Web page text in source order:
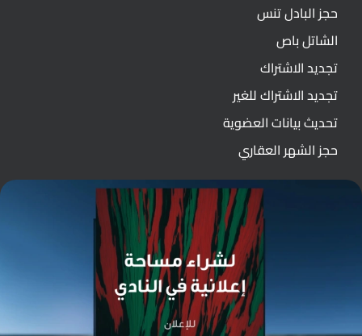
حجز البادل تنس
الشاتل باص
تجديد الاشتراك
تجديد الاشتراك للغير
تحديث بيانات العضوية
حجز الشهر العقاري